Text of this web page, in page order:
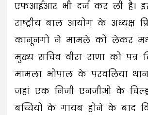
एफआईआर भी दर्ज कर ली है।
राष्ट्रीय बाल आयोग के अध्यक्ष
कानूनगो ने मामले को लेकर
मुख्य सचिव वीरा राणा को पत्र
मामला भोपाल के परवलिया
जहां एक निजी एनजीओ के
बच्चियों के गायब होने के बाद